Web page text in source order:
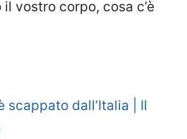
vostro corpo, cosa c’è
scappato dall’Italia | Il